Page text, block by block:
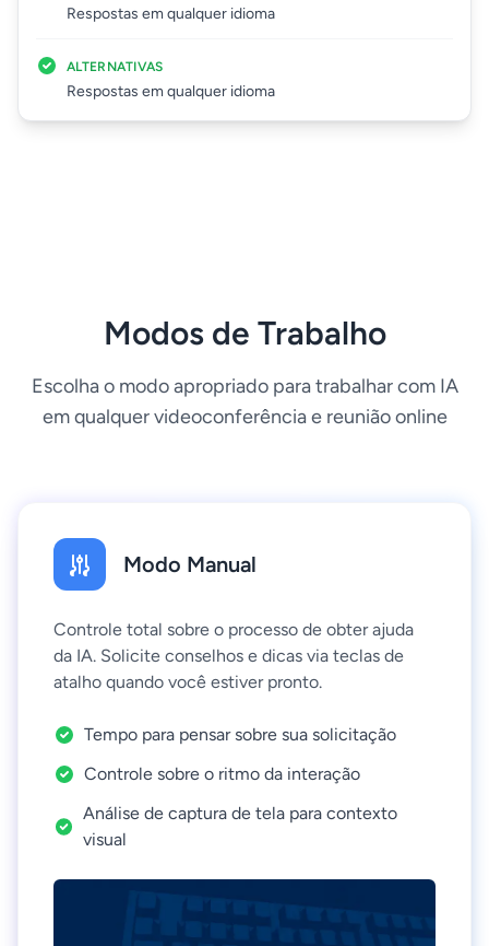
Respostas em qualquer idioma
ALTERNATIVAS
Respostas em qualquer idioma
Modos de Trabalho
Escolha o modo apropriado para trabalhar com IA
em qualquer videoconferência e reunião online
Modo Manual
Controle total sobre o processo de obter ajuda
da IA. Solicite conselhos e dicas via teclas de
atalho quando você estiver pronto.
Tempo para pensar sobre sua solicitação
Controle sobre o ritmo da interação
Análise de captura de tela para contexto
visual